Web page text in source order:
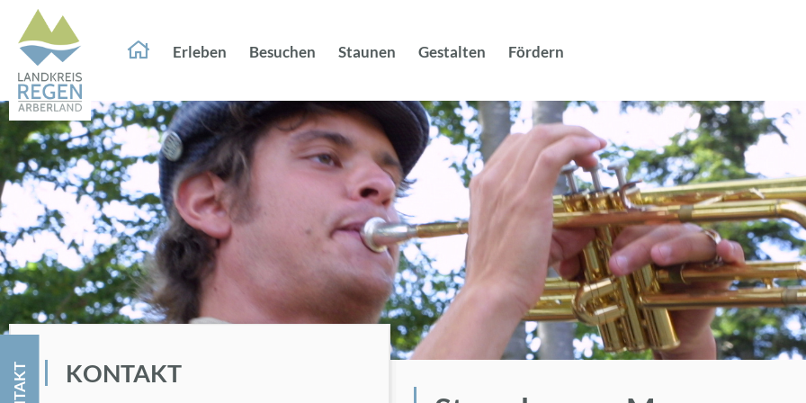
Er­le­ben Be­su­chen Stau­nen Ge­stal­ten För­dern
nach:
KON­TAKT